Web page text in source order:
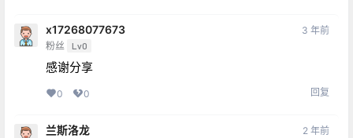
x17268077673
粉丝 Lv0
3 年前
感谢分享
0 0 回复
兰斯洛龙 2 年前